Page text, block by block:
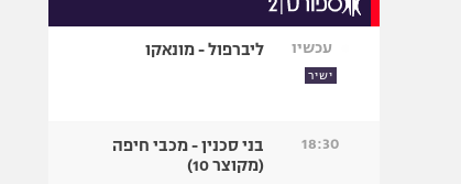
ספורט מוטורי
בייסבול MLB
עכשיו
ישיר
ליברפול - מונאקו
18:30
בני סכנין - מכבי חיפה
(מקוצר 10)